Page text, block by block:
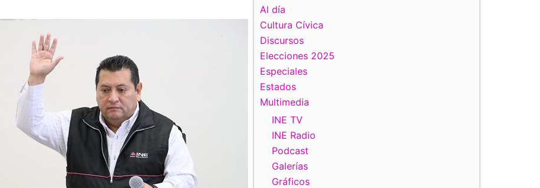
Al día
Cultura Cívica
Discursos
Elecciones 2025
Especiales
Estados
Multimedia
INE TV
INE Radio
Podcast
Galerías
Gráficos